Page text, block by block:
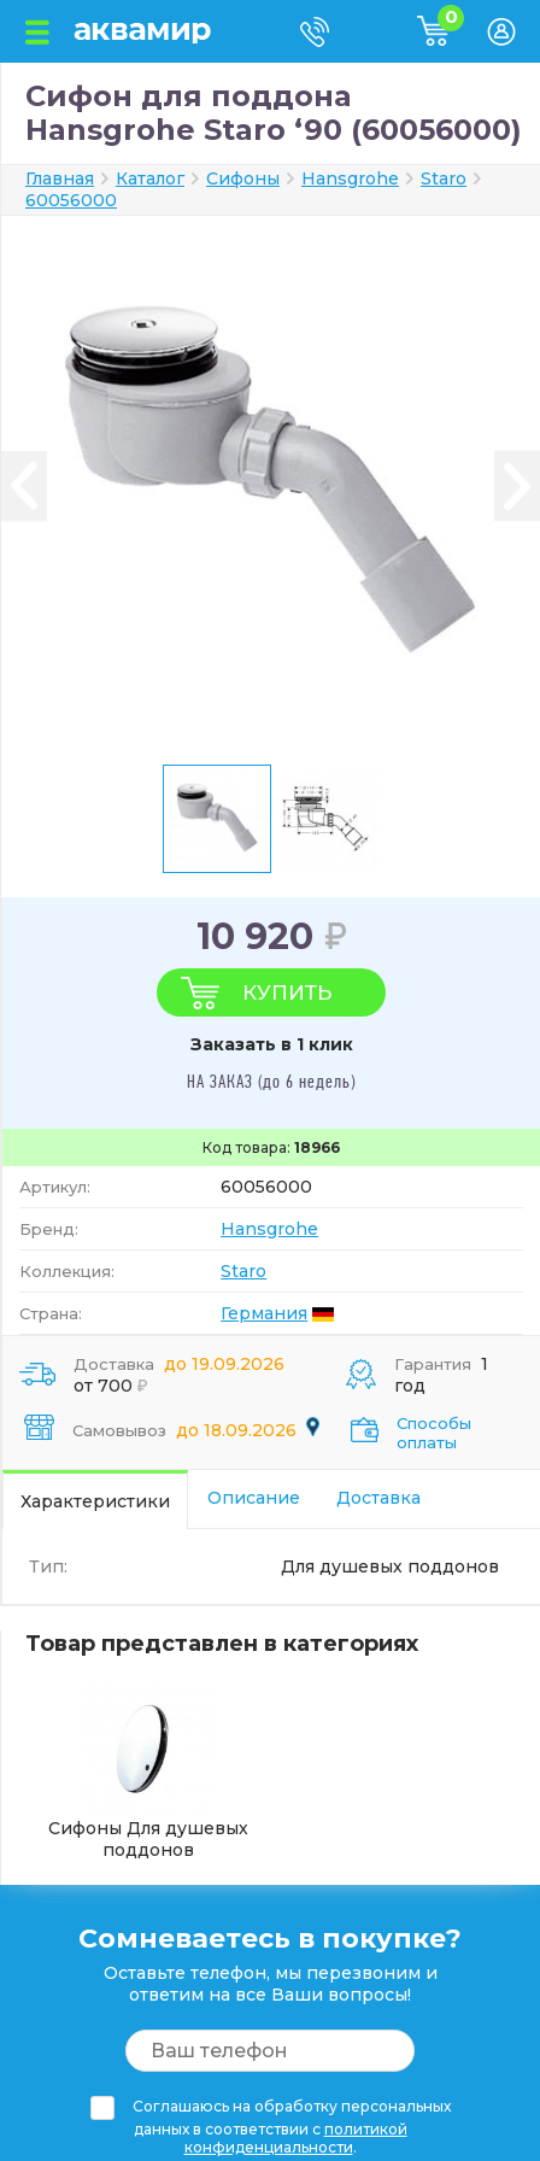
0
Сифон для поддона
Hansgrohe Staro ‘90 (60056000)
Главная Каталог Сифоны Hansgrohe
Staro
60056000
Код товара: 18966
Артикул: 60056000
Бренд: Hansgrohe
Коллекция: Staro
Страна: Германия
10 920
КУПИТЬ
Заказать в 1 клик
НА ЗАКАЗ (до 6 недель)
Доставка до 19.09.2026
от 700
Самовывоз до 18.09.2026
Гарантия 1
год
Способы
оплаты
Характеристики Описание Доставка
Тип: Для душевых поддонов
Товар представлен в категориях
Сифоны Для душевых
поддонов
Сомневаетесь в покупке?
Оставьте телефон, мы перезвоним и
ответим на все Ваши вопросы!
Соглашаюсь на обработку персональных
данных в соответствии с политикой
конфиденциальности.